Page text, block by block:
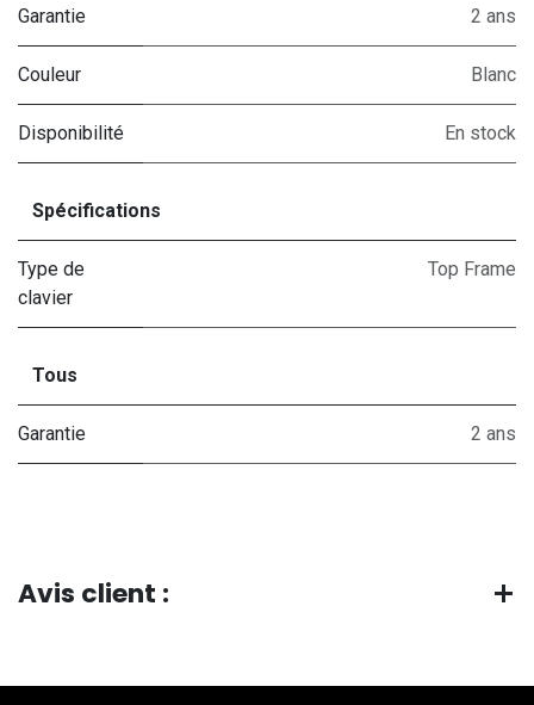
Garantie 2 ans
Couleur Blanc
Disponibilité En stock
Spécifications
Type de
clavier
Top Frame
Tous
Garantie 2 ans
Avis client :